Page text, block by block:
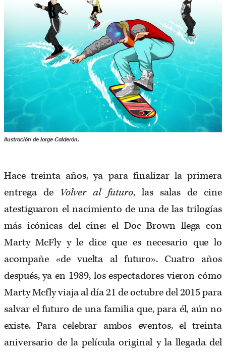
Ilustración de Jorge Calderón.
Hace treinta años, ya para finalizar la primera
entrega de Volver al futuro, las salas de cine
atestiguaron el nacimiento de una de las trilogías
más icónicas del cine: el Doc Brown llega con
Marty McFly y le dice que es necesario que lo
acompañe «de vuelta al futuro». Cuatro años
después, ya en 1989, los espectadores vieron cómo
Marty Mcfly viaja al día 21 de octubre del 2015 para
salvar el futuro de una familia que, para él, aún no
existe. Para celebrar ambos eventos, el treinta
aniversario de la película original y la llegada del